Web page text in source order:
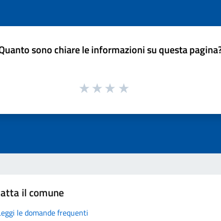
sono chiare le informazioni su questa
il comune
le domande frequenti